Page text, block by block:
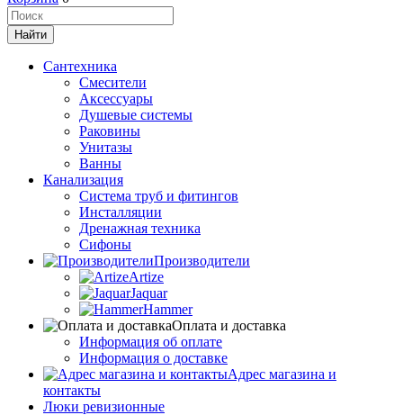
Сантехника
Смесители
Аксессуары
Душевые системы
Раковины
Унитазы
Ванны
Канализация
Система труб и фитингов
Инсталляции
Дренажная техника
Сифоны
Производители
Artize
Jaquar
Hammer
Оплата и доставка
Информация об оплате
Информация о доставке
Адрес магазина и
контакты
Люки ревизионные